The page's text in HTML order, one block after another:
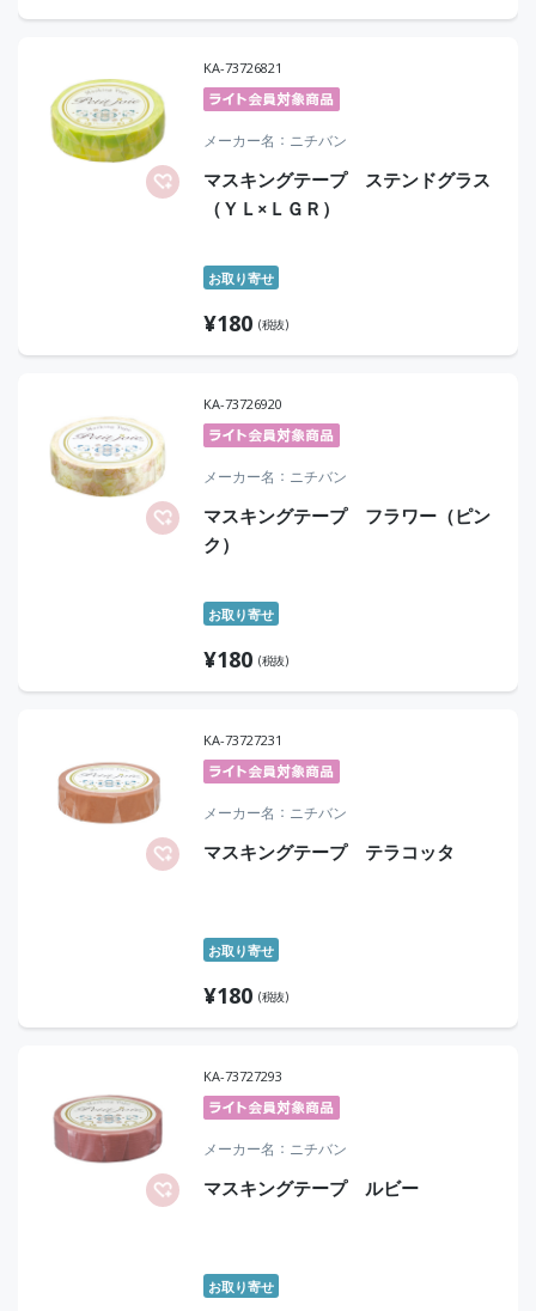
KA-73726821
メーカー名 ニチバン
マスキングテープ ステンドグラス
（ＹＬ×ＬＧＲ）
お取り寄せ
¥180 (税抜)
KA-73726920
メーカー名 ニチバン
マスキングテープ フラワー（ピン
ク）
お取り寄せ
¥180 (税抜)
KA-73727231
メーカー名 ニチバン
マスキングテープ テラコッタ
お取り寄せ
¥180 (税抜)
KA-73727293
メーカー名 ニチバン
マスキングテープ ルビー
お取り寄せ